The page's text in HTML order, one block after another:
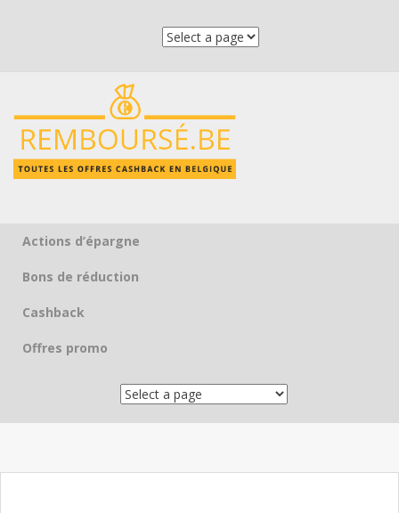
Skip to content
Actions d’épargne
Bons de réduction
Cashback
Offres promo